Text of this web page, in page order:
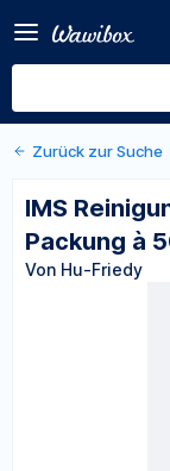
RDG, Packung à
Von Hu-Friedy
Zurück zur Suche
IMS
Packung à
Von Hu-Friedy